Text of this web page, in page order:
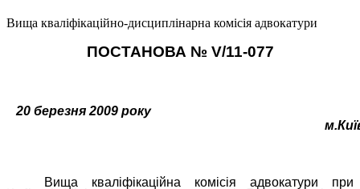
Вища кваліфікаційно-дисциплінарна комісія адвокатури
ПОСТАНОВА № V/11-077
20 березня 2009 року
Вища кваліфікаційна комісія адвокатури при